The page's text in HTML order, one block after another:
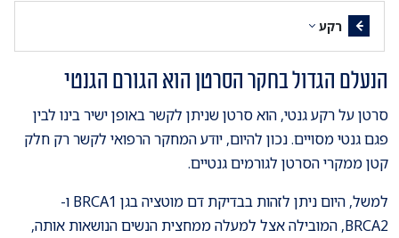
רקע
הנעלם הגדול בחקר הסרטן הוא הגורם הגנטי
סרטן על רקע גנטי, הוא סרטן שניתן לקשר באופן ישיר בינו לבין
פגם גנטי מסויים. נכון להיום, יודע המחקר הרפואי לקשר רק חלק
קטן ממקרי הסרטן לגורמים גנטיים.
למשל, היום ניתן לזהות בבדיקת דם מוטציה בגן BRCA1 ו-
BRCA2, המובילה אצל למעלה ממחצית הנשים הנושאות אותה,